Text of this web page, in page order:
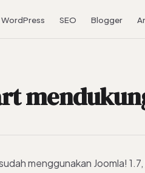
WordPress SEO Blogger
menggunakan Joomla!